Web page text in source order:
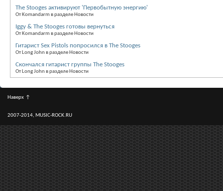
The Stooges активируют 'Первобытную энергию'
От Komandarm в разделе Новости
Iggy & The Stooges готовы вернуться
От Komandarm в разделе Новости
Гитарист Sex Pistols попросился в The Stooges
От Long John в разделе Новости
Скончался гитарист группы The Stooges
От Long John в разделе Новости
Наверх ↑
2007-2014, MUSIC-ROCK.RU